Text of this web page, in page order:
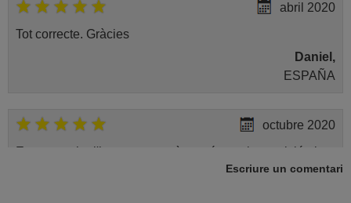
abril 2020
Tot correcte. Gràcies
Daniel,
ESPAÑA
octubre 2020
Encara no ho l'he provat, però només per la precición i
amplitud de la informació que faciliten ja he de felicitar-
Escriure un comentari